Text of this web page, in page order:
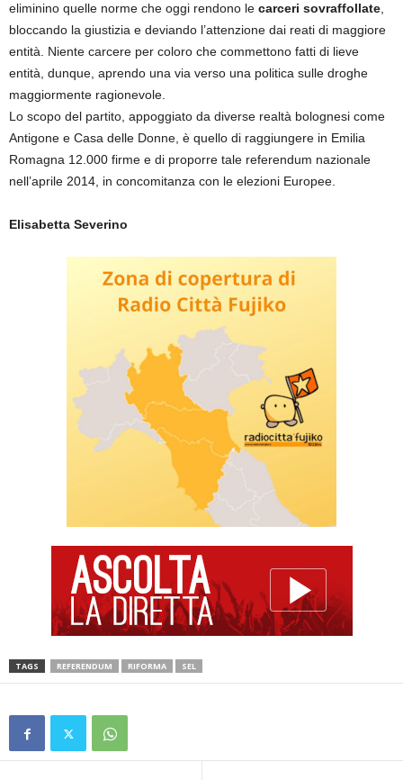
eliminino quelle norme che oggi rendono le carceri sovraffollate,
bloccando la giustizia e deviando l’attenzione dai reati di maggiore
entità. Niente carcere per coloro che commettono fatti di lieve
entità, dunque, aprendo una via verso una politica sulle droghe
maggiormente ragionevole.
Lo scopo del partito, appoggiato da diverse realtà bolognesi come
Antigone e Casa delle Donne, è quello di raggiungere in Emilia
Romagna 12.000 firme e di proporre tale referendum nazionale
nell’aprile 2014, in concomitanza con le elezioni Europee.
Elisabetta Severino
TAGS REFERENDUM RIFORMA SEL